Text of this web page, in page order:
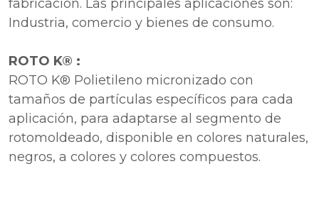
fabricación. Las principales aplicaciones son:
Industria, comercio y bienes de consumo.
ROTO K® :
ROTO K® Polietileno micronizado con
tamaños de partículas específicos para cada
aplicación, para adaptarse al segmento de
rotomoldeado, disponible en colores naturales,
negros, a colores y colores compuestos.